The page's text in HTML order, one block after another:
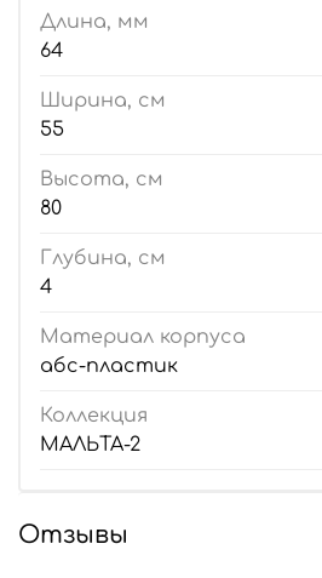
Длина, мм
64
Ширина, см
55
Высота, см
80
Глубина, см
4
Материал корпуса
абс-пластик
Коллекция
МАЛЬТА-2
Отзывы